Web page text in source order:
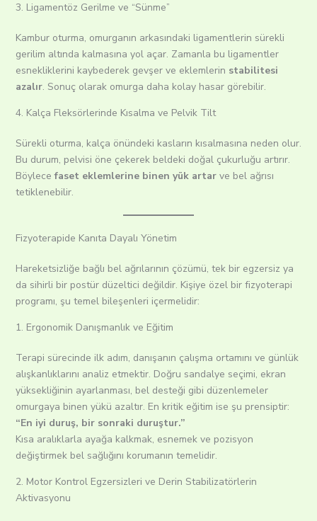
3. Ligamentöz Gerilme ve “Sünme”
Kambur oturma, omurganın arkasındaki ligamentlerin sürekli
gerilim altında kalmasına yol açar. Zamanla bu ligamentler
esnekliklerini kaybederek gevşer ve eklemlerin stabilitesi
azalır. Sonuç olarak omurga daha kolay hasar görebilir.
4. Kalça Fleksörlerinde Kısalma ve Pelvik Tilt
Sürekli oturma, kalça önündeki kasların kısalmasına neden olur.
Bu durum, pelvisi öne çekerek beldeki doğal çukurluğu artırır.
Böylecefaset eklemlerine binen yük artarve bel ağrısı
tetiklenebilir.
Fizyoterapide Kanıta Dayalı Yönetim
Hareketsizliğe bağlı bel ağrılarının çözümü, tek bir egzersiz ya
da sihirli bir postür düzeltici değildir. Kişiye özel bir fizyoterapi
programı, şu temel bileşenleri içermelidir:
1. Ergonomik Danışmanlık ve Eğitim
Terapi sürecinde ilk adım, danışanın çalışma ortamını ve günlük
alışkanlıklarını analiz etmektir. Doğru sandalye seçimi, ekran
yüksekliğinin ayarlanması, bel desteği gibi düzenlemeler
omurgaya binen yükü azaltır. En kritik eğitim ise şu prensiptir:
“En iyi duruş, bir sonraki duruştur.”
Kısa aralıklarla ayağa kalkmak, esnemek ve pozisyon
değiştirmek bel sağlığını korumanın temelidir.
2. Motor Kontrol Egzersizleri ve Derin Stabilizatörlerin
Aktivasyonu